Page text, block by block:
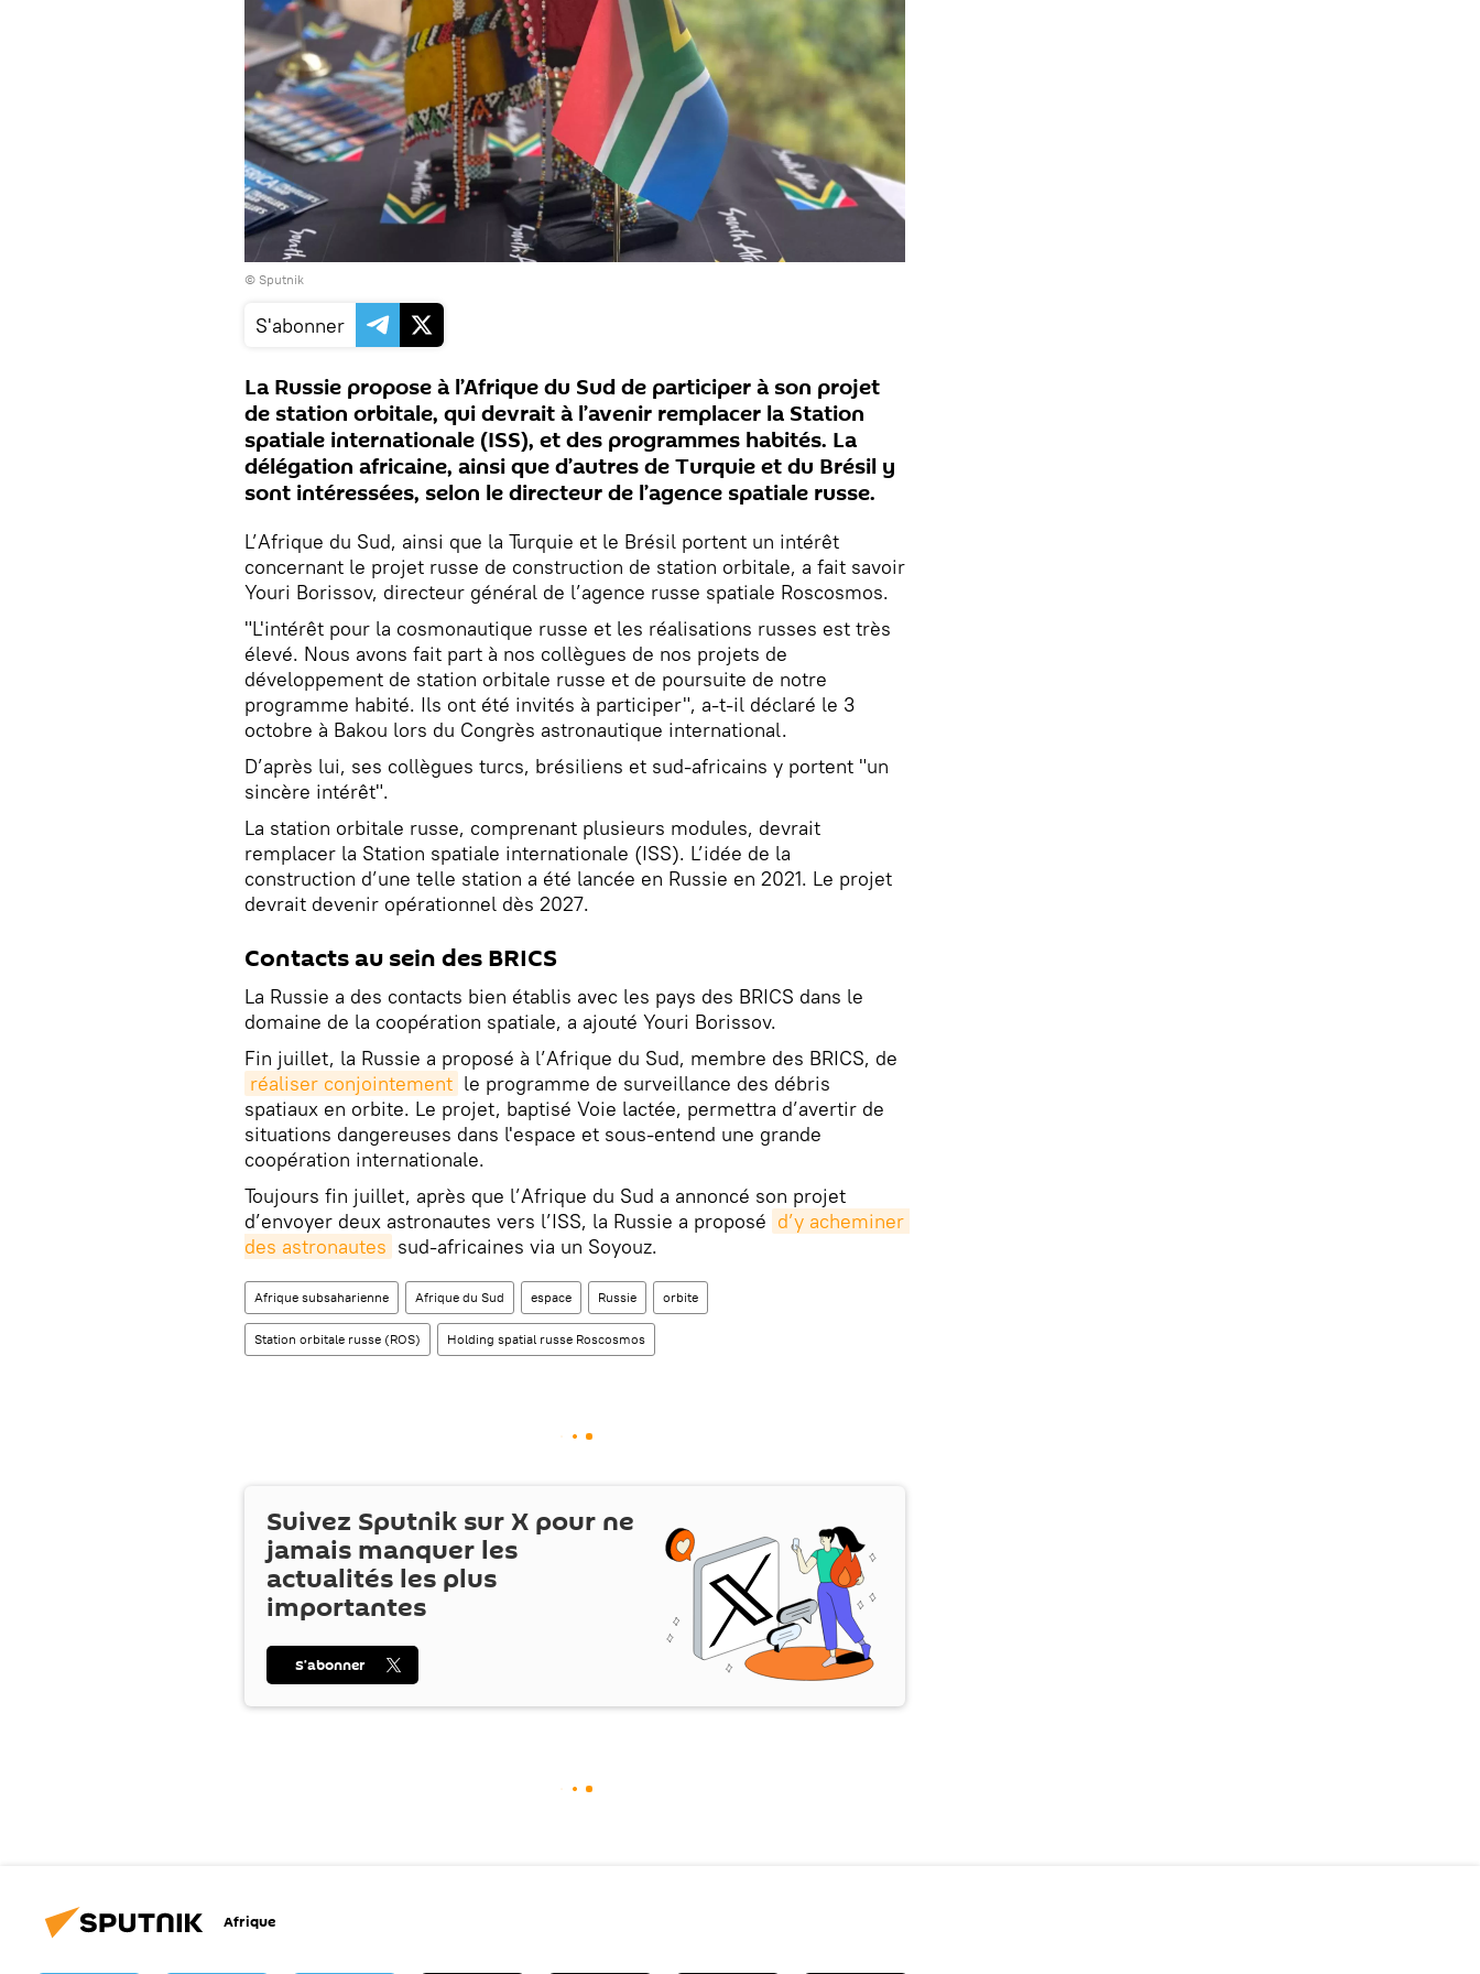
© Sputnik
S'abonner
La Russie propose à l’Afrique du Sud de participer à son projet
de station orbitale, qui devrait à l’avenir remplacer la Station
spatiale internationale (ISS), et des programmes habités. La
délégation africaine, ainsi que d’autres de Turquie et du Brésil y
sont intéressées, selon le directeur de l’agence spatiale russe.
L’Afrique du Sud, ainsi que la Turquie et le Brésil portent un intérêt
concernant le projet russe de construction de station orbitale, a fait savoir
Youri Borissov, directeur général de l’agence russe spatiale Roscosmos.
"L'intérêt pour la cosmonautique russe et les réalisations russes est très
élevé. Nous avons fait part à nos collègues de nos projets de
développement de station orbitale russe et de poursuite de notre
programme habité. Ils ont été invités à participer", a-t-il déclaré le 3
octobre à Bakou lors du Congrès astronautique international.
D’après lui, ses collègues turcs, brésiliens et sud-africains y portent "un
sincère intérêt".
La station orbitale russe, comprenant plusieurs modules, devrait
remplacer la Station spatiale internationale (ISS). L’idée de la
construction d’une telle station a été lancée en Russie en 2021. Le projet
devrait devenir opérationnel dès 2027.
Contacts au sein des BRICS
La Russie a des contacts bien établis avec les pays des BRICS dans le
domaine de la coopération spatiale, a ajouté Youri Borissov.
Fin juillet, la Russie a proposé à l’Afrique du Sud, membre des BRICS, de
réaliser conjointement le programme de surveillance des débris
spatiaux en orbite. Le projet, baptisé Voie lactée, permettra d’avertir de
situations dangereuses dans l'espace et sous-entend une grande
coopération internationale.
Toujours fin juillet, après que l’Afrique du Sud a annoncé son projet
d’envoyer deux astronautes vers l’ISS, la Russie a proposé d’y acheminer
des astronautes sud-africaines via un Soyouz.
Afrique subsaharienne Afrique du Sud espace Russie orbite
Station orbitale russe (ROS) Holding spatial russe Roscosmos
Suivez Sputnik surX pour ne
jamais manquer les
actualités les plus
importantes
S’abonner
Afrique